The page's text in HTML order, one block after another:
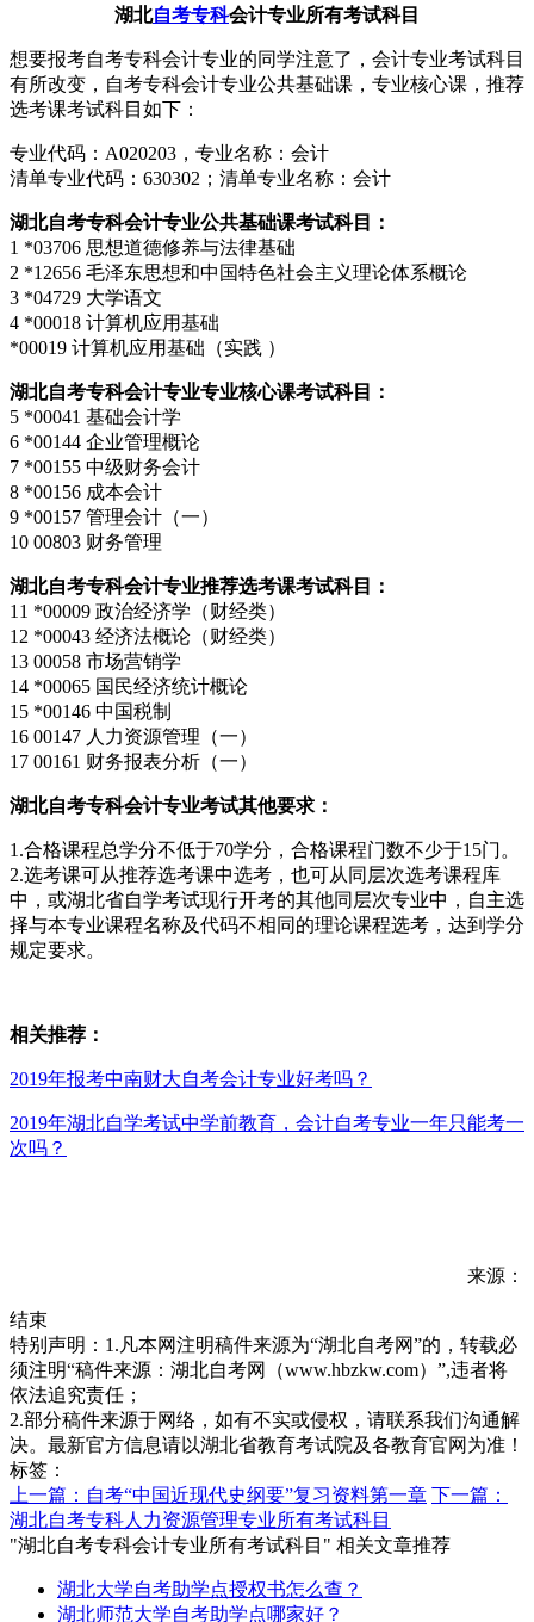
湖北自考专科会计专业所有考试科目
想要报考自考专科会计专业的同学注意了，会计专业考试科目
有所改变，自考专科会计专业公共基础课，专业核心课，推荐
选考课考试科目如下：
专业代码：A020203，专业名称：会计
清单专业代码：630302；清单专业名称：会计
湖北自考专科会计专业公共基础课考试科目：
1 *03706 思想道德修养与法律基础
2 *12656 毛泽东思想和中国特色社会主义理论体系概论
3 *04729 大学语文
4 *00018 计算机应用基础
*00019 计算机应用基础（实践 ）
湖北自考专科会计专业专业核心课考试科目：
5 *00041 基础会计学
6 *00144 企业管理概论
7 *00155 中级财务会计
8 *00156 成本会计
9 *00157 管理会计（一）
10 00803 财务管理
湖北自考专科会计专业推荐选考课考试科目：
11 *00009 政治经济学（财经类）
12 *00043 经济法概论（财经类）
13 00058 市场营销学
14 *00065 国民经济统计概论
15 *00146 中国税制
16 00147 人力资源管理（一）
17 00161 财务报表分析（一）
湖北自考专科会计专业考试其他要求：
1.合格课程总学分不低于70学分，合格课程门数不少于15门。
2.选考课可从推荐选考课中选考，也可从同层次选考课程库
中，或湖北省自学考试现行开考的其他同层次专业中，自主选
择与本专业课程名称及代码不相同的理论课程选考，达到学分
规定要求。
相关推荐：
2019年报考中南财大自考会计专业好考吗？
2019年湖北自学考试中学前教育，会计自考专业一年只能考一
次吗？
来源：
结束
特别声明：1.凡本网注明稿件来源为“湖北自考网”的，转载必
须注明“稿件来源：湖北自考网（www.hbzkw.com）”,违者将
依法追究责任；
2.部分稿件来源于网络，如有不实或侵权，请联系我们沟通解
决。最新官方信息请以湖北省教育考试院及各教育官网为准！
标签：
上一篇：自考“中国近现代史纲要”复习资料第一章 下一篇：
湖北自考专科人力资源管理专业所有考试科目
"湖北自考专科会计专业所有考试科目" 相关文章推荐
湖北大学自考助学点授权书怎么查？
湖北师范大学自考助学点哪家好？